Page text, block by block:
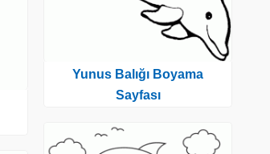
Yunus Balığı Boyama
Sayfası